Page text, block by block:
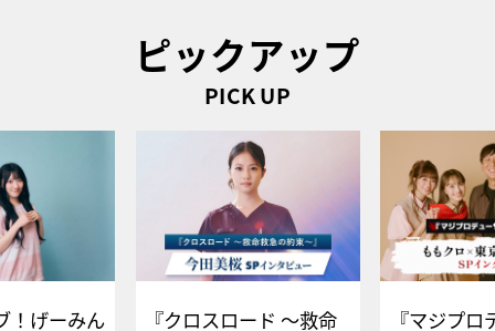
ピックアップ
PICK UP
！げーみん 『クロスロード ～救命 『マジプロ